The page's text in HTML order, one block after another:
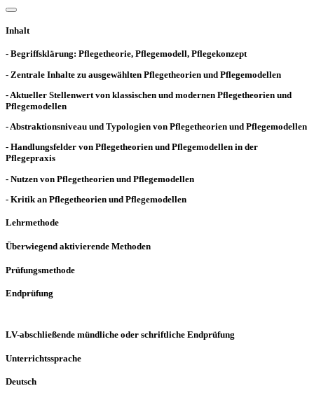
Inhalt
- Begriffsklärung: Pflegetheorie, Pflegemodell, Pflegekonzept
- Zentrale Inhalte zu ausgewählten Pflegetheorien und Pflegemodellen
- Aktueller Stellenwert von klassischen und modernen Pflegetheorien und
Pflegemodellen
- Abstraktionsniveau und Typologien von Pflegetheorien und Pflegemodellen
- Handlungsfelder von Pflegetheorien und Pflegemodellen in der
Pflegepraxis
- Nutzen von Pflegetheorien und Pflegemodellen
- Kritik an Pflegetheorien und Pflegemodellen
Lehrmethode
Überwiegend aktivierende Methoden
Prüfungsmethode
Endprüfung
LV-abschließende mündliche oder schriftliche Endprüfung
Unterrichtssprache
Deutsch